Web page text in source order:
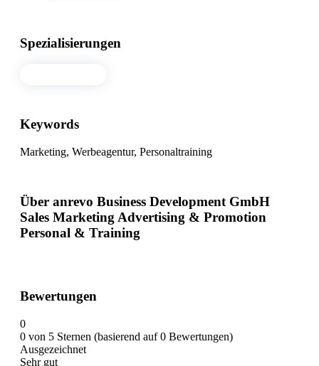
Spezialisierungen
Keywords
Marketing, Werbeagentur, Personaltraining
Über anrevo Business Development GmbH
Sales Marketing Advertising & Promotion
Personal & Training
Bewertungen
0
0 von 5 Sternen (basierend auf 0 Bewertungen)
Ausgezeichnet
Sehr gut